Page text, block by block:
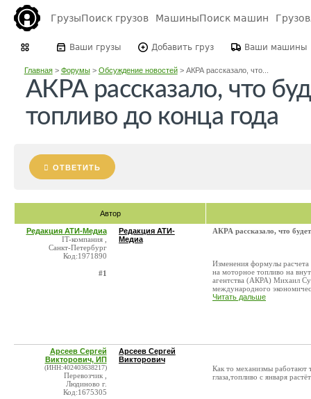
ГрузыПоиск грузов МашиныПоиск машин
Ваши грузы Добавить груз Ваши машины
Главная> Форумы> Обсуждение новостей> АКРА рассказало, что...
АКРА рассказало, что
топливо до конца года
ОТВЕТИТЬ
Автор
Редакция АТИ-Медиа
IT-компания ,
Санкт-Петербург
Код:1971890
#1
Редакция АТИ-
Медиа
АКРА рассказало, что
Изменения формулы расчета
на моторное топливо на
агентства (АКРА) Михаил
международного
Читать дальше
Арсеев Сергей
Викторович, ИП
(ИНН:402403638217)
Перевозчик ,
Людиново г.
Код:1675305
Арсеев Сергей
Викторович
Как то механизмы работают
глаза,топливо с января